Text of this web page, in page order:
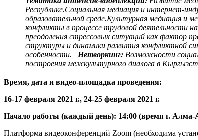
Республике.Социальная медиация и интернет-
образовательной среде.Культурная медиация и
конфликты в процессе трудовой деятельности
преодоления стрессовых ситуаций как фактор
структуры и динамики развития конфликтной
особенности.
Нетворкинг: Возможности
построения межкультурного диалога в
Время, дата и видео-площадка проведения:
16-17 февраля 2021 г., 24-25 февраля 2021 г.
Начало работы (каждый день): 14:00 (время г.
Платформа видеоконференций Zoom (необходима